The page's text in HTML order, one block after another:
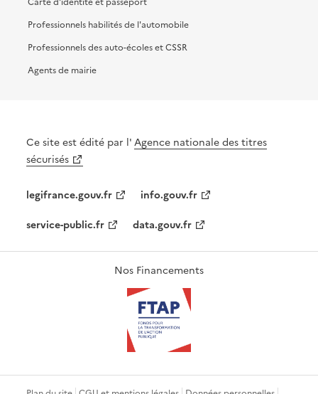
Professionnels habilités de l'automobile
Professionnels des auto-écoles et CSSR
Agents de mairie
Ce site est édité par l'Agence nationale des titres
sécurisés
legifrance.gouv.fr
info.gouv.fr
service-public.fr
data.gouv.fr
Nos Financements